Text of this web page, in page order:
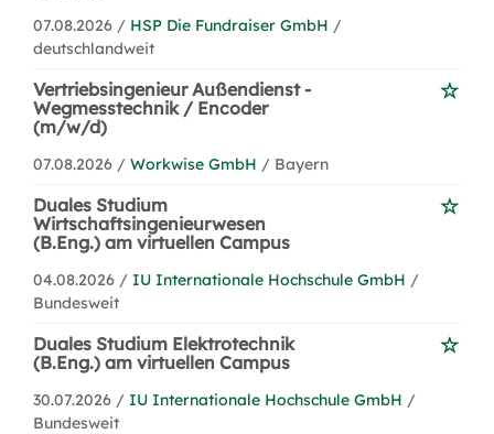
07.08.2026 / HSP Die Fundraiser GmbH /
deutschlandweit
Vertriebsingenieur Außendienst -
Wegmesstechnik / Encoder
(m/w/d)
07.08.2026 / Workwise GmbH / Bayern
Duales Studium
Wirtschaftsingenieurwesen
(B.Eng.) am virtuellen Campus
04.08.2026 / IU Internationale Hochschule GmbH /
Bundesweit
Duales Studium Elektrotechnik
(B.Eng.) am virtuellen Campus
30.07.2026 / IU Internationale Hochschule GmbH /
Bundesweit